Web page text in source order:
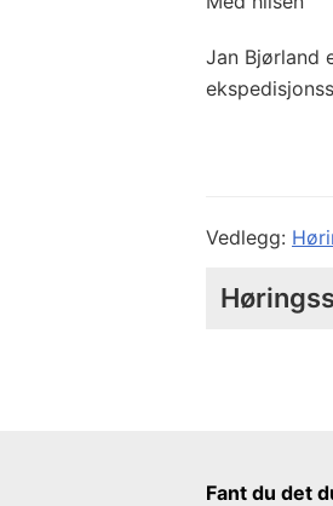
Jan Bjørland
Vedlegg:
Fant du det